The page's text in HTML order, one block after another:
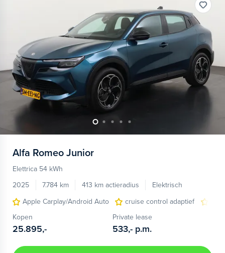
Alfa Romeo Junior
Elettrica 54 kWh
2025
7.784 km 413 km actieradius
Elektrisch
Apple Carplay/Android Auto
cruise control adaptief
Kopen
25.895,-
Private lease
533,- p.m.